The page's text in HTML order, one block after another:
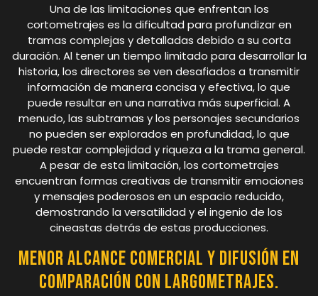
Una de las limitaciones que enfrentan los
cortometrajes es la dificultad para profundizar en
tramas complejas y detalladas debido a su corta
duración. Al tener un tiempo limitado para desarrollar la
historia, los directores se ven desafiados a transmitir
información de manera concisa y efectiva, lo que
puede resultar en una narrativa más superficial. A
menudo, las subtramas y los personajes secundarios
no pueden ser explorados en profundidad, lo que
puede restar complejidad y riqueza a la trama general.
A pesar de esta limitación, los cortometrajes
encuentran formas creativas de transmitir emociones
y mensajes poderosos en un espacio reducido,
demostrando la versatilidad y el ingenio de los
cineastas detrás de estas producciones.
Menor alcance comercial y difusión en
comparación con largometrajes.